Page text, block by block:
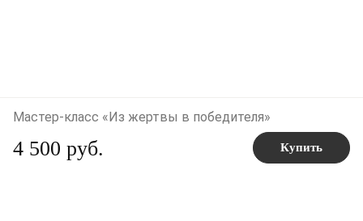
Мастер-класс «Из жертвы в победителя»
4 500 руб. Купить